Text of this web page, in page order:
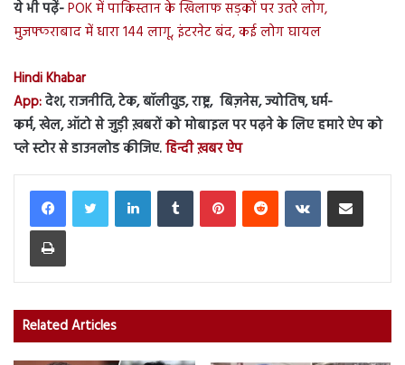
ये भी पढ़ें-POK में पाकिस्तान के खिलाफ सड़कों पर उतरे लोग,
मुजफ्फराबाद में धारा 144 लागू, इंटरनेट बंद, कई लोग घायल
Hindi Khabar
App:देश, राजनीति, टेक, बॉलीवुड, राष्ट्र, बिज़नेस, ज्योतिष, धर्म-
कर्म, खेल, ऑटो से जुड़ी ख़बरों को मोबाइल पर पढ़ने के लिए हमारे ऐप को
प्ले स्टोर से डाउनलोड कीजिए.हिन्दी ख़बर ऐप
LinkedInTumblr PinterestReddit VKontakteShare via Email
Print
Related Articles